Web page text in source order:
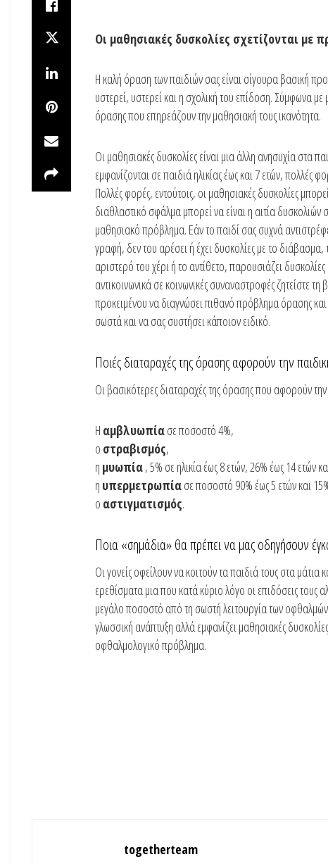
Οι μαθησιακές δυσκολίες σχετίζονται με
Η καλή όραση των παιδιών σας είναι σίγουρα βασική
υστερεί, υστερεί και η σχολική του επίδοση. Σύμφωνα
όρασης που επηρεάζουν την μαθησιακή τους ικανότητα.
Οι μαθησιακές δυσκολίες είναι μια άλλη ανησυχία στα
εμφανίζονται σε παιδιά ηλικίας έως και 7 ετών, πολλές
Πολλές φορές, εντούτοις, οι μαθησιακές δυσκολίες
διαθλαστικό σφάλμα μπορεί να είναι η αιτία
μαθησιακό πρόβλημα. Εάν το παιδί σας συχνά
γραφή, δεν του αρέσει ή έχει δυσκολίες με το
αριστερό του χέρι ή το αντίθετο, παρουσιάζει
αντικοινωνικά σε κοινωνικές συναναστροφές ζητείστε
προκειμένου να διαγνώσει πιθανό πρόβλημα όρασης
σωστά και να σας συστήσει κάποιον ειδικό.
Ποιές διαταραχές της όρασης αφορούν την
Οι βασικότερες διαταραχές της όρασης που αφορούν την
Η αμβλυωπίασε ποσοστό 4%,
ο στραβισμός,
η μυωπία, 5% σε ηλικία έως 8 ετών, 26% έως 14 ετών
η υπερμετρωπίασε ποσοστό 90% έως 5 ετών και
ο αστιγματισμός.
Ποια «σημάδια» θα πρέπει να μας oδηγήσουν
Οι γονείς οφείλουν να κοιτούν τα παιδιά τους στα
ερεθίσματα μια που κατά κύριο λόγο οι επιδόσεις τους
μεγάλο ποσοστό από τη σωστή λειτουργία των οφθαλμών
γλωσσική ανάπτυξη αλλά εμφανίζει μαθησιακές
οφθαλμολογικό πρόβλημα.
togetherteam